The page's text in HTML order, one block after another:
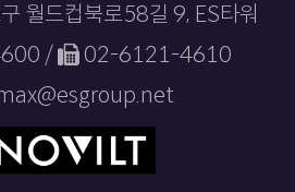
월드컵북로58길 9, ES타워
/
02-6121-4610